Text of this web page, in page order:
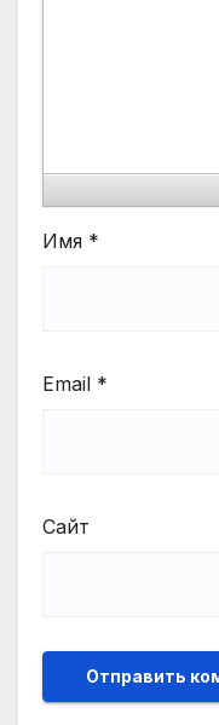
Имя *
Email *
Сайт